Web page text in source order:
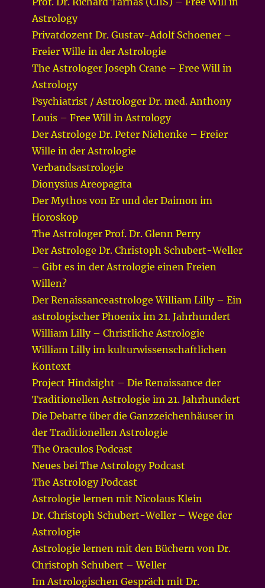
Astrology
Privatdozent Dr. Gustav-Adolf Schoener –
Freier Wille in der Astrologie
The Astrologer Joseph Crane – Free Will in
Astrology
Psychiatrist / Astrologer Dr. med. Anthony
Louis – Free Will in Astrology
Der Astrologe Dr. Peter Niehenke – Freier
Wille in der Astrologie
Verbandsastrologie
Dionysius Areopagita
Der Mythos von Er und der Daimon im
Horoskop
The Astrologer Prof. Dr. Glenn Perry
Der Astrologe Dr. Christoph Schubert-Weller
– Gibt es in der Astrologie einen Freien
Willen?
Der Renaissanceastrologe William Lilly – Ein
astrologischer Phoenix im 21. Jahrhundert
William Lilly – Christliche Astrologie
William Lilly im kulturwissenschaftlichen
Kontext
Project Hindsight – Die Renaissance der
Traditionellen Astrologie im 21. Jahrhundert
Die Debatte über die Ganzzeichenhäuser in
der Traditionellen Astrologie
The Oraculos Podcast
Neues bei The Astrology Podcast
The Astrology Podcast
Astrologie lernen mit Nicolaus Klein
Dr. Christoph Schubert-Weller – Wege der
Astrologie
Astrologie lernen mit den Büchern von Dr.
Christoph Schubert – Weller
Im Astrologischen Gespräch mit Dr.